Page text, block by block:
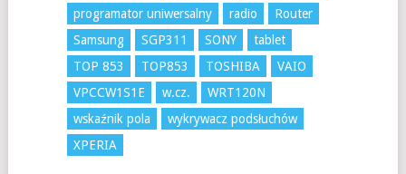
programator uniwersalny
radio
Router
Samsung
SGP311 SONY
tablet
TOP 853
TOP853 TOSHIBA
VAIO
VPCCW1S1E
w.cz.
WRT120N
wskaźnik pola
wykrywacz podsłuchów
XPERIA